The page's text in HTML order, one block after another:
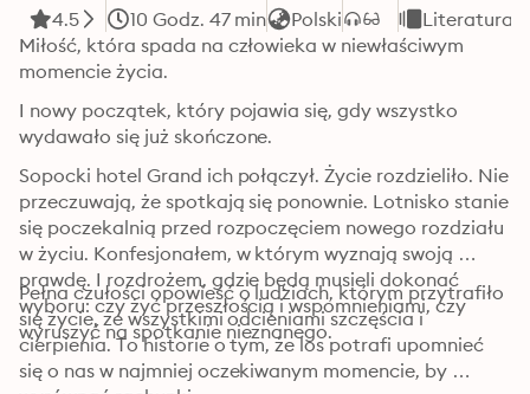
4.5 10 Godz. 47 min Polski
Literatura
Miłość, która spada na człowieka w niewłaściwym
momencie życia.
I nowy początek, który pojawia się, gdy wszystko
wydawało się już skończone.
Sopocki hotel Grand ich połączył. Życie rozdzieliło. Nie
przeczuwają, że spotkają się ponownie. Lotnisko stanie
się poczekalnią przed rozpoczęciem nowego rozdziału
w życiu. Konfesjonałem, w którym wyznają swoją
prawdę. I rozdrożem, gdzie będą musieli dokonać
wyboru: czy żyć przeszłością i wspomnieniami, czy
wyruszyć na spotkanie nieznanego.
Pełna czułości opowieść o ludziach, którym przytrafiło
się życie, ze wszystkimi odcieniami szczęścia i
cierpienia. To historie o tym, że los potrafi upomnieć
się o nas w najmniej oczekiwanym momencie, by